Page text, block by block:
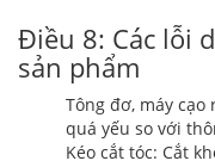
Điều 8: Các lỗi
sản phẩm
Tông đơ, máy cạo
quá yếu so với
Kéo cắt tóc: Cắt